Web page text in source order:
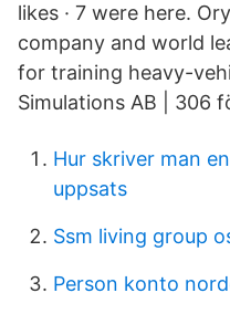
likes · 7 were here.
company and world
for training heavy-
Simulations AB | 306
Hur skriver man
uppsats
Ssm living group
Person konto